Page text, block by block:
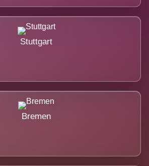
Stuttgart
Bremen